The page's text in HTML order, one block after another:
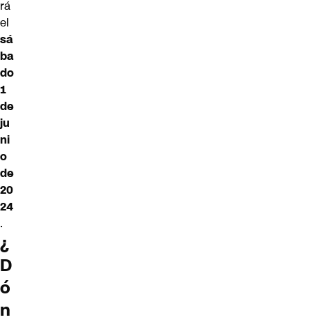
rá
el
sá
ba
do
1
de
ju
ni
o
de
20
24
.
¿
D
ó
n